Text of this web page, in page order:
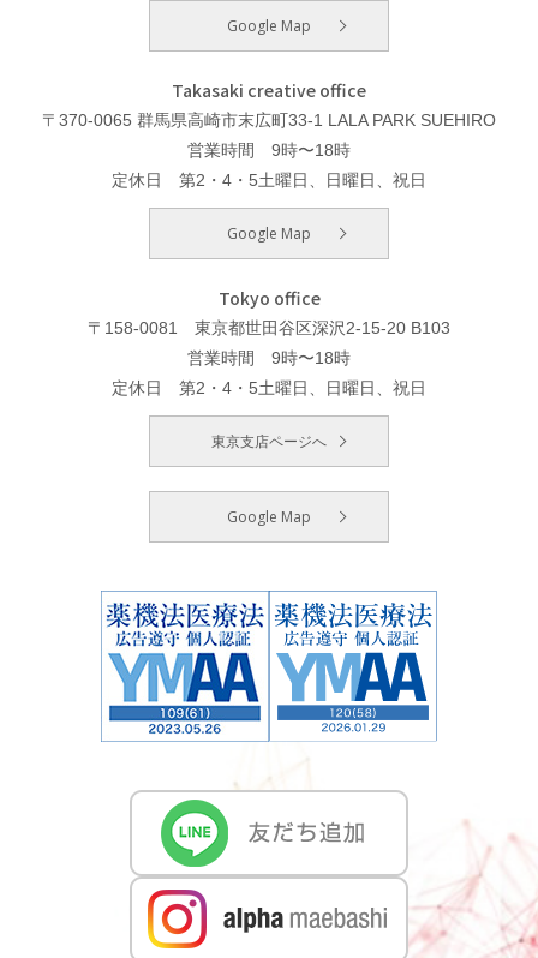
Google Map
Takasaki creative office
〒370-0065 群馬県高崎市末広町33-1 LALA PARK SUEHIRO
営業時間 9時〜18時
定休日 第2・4・5土曜日、日曜日、祝日
Google Map
Tokyo office
〒158-0081 東京都世田谷区深沢2-15-20 B103
営業時間 9時〜18時
定休日 第2・4・5土曜日、日曜日、祝日
東京支店ページへ
Google Map